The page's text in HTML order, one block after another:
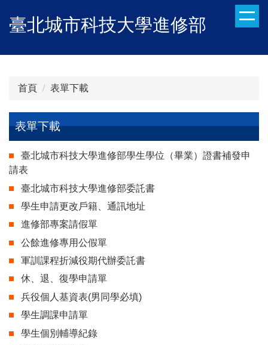
到
臺北城市科技大學進修部
首頁 表單下載
表單下載
臺北城市科技大學進修部學生學位（畢業）證書補發申
請表
臺北城市科技大學進修部委託書
學生申請更改戶籍、通訊地址
進修部專案請假單
公餘進修專用公假單
軍訓課程折減役期代辦委託書
休、退、復學申請單
兵役個人基資表(男同學必填)
學生調課申請單
學生個別輔導紀錄